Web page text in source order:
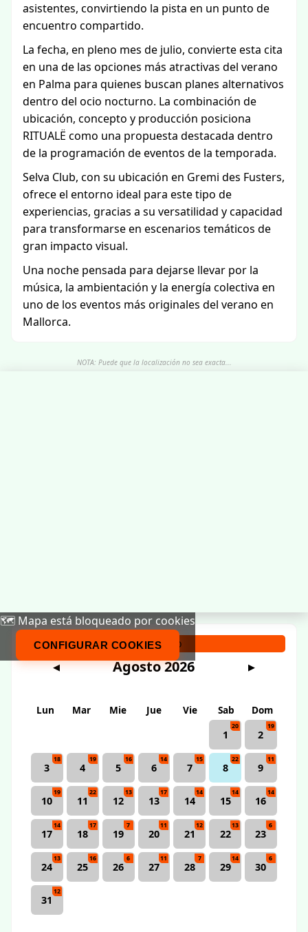
asistentes, convirtiendo la pista en un punto de
encuentro compartido.
La fecha, en pleno mes de julio, convierte esta cita
en una de las opciones más atractivas del verano
en Palma para quienes buscan planes alternativos
dentro del ocio nocturno. La combinación de
ubicación, concepto y producción posiciona
RITUALË como una propuesta destacada dentro
de la programación de eventos de la temporada.
Selva Club, con su ubicación en Gremi des Fusters,
ofrece el entorno ideal para este tipo de
experiencias, gracias a su versatilidad y capacidad
para transformarse en escenarios temáticos de
gran impacto visual.
Una noche pensada para dejarse llevar por la
música, la ambientación y la energía colectiva en
uno de los eventos más originales del verano en
Mallorca.
NOTA: Puede que la localización no sea exacta...
🗺️ Mapa está bloqueado por cookies
CONFIGURAR COOKIES
Calendario
◀ Agosto 2026 ▶
Lun Mar Mie Jue Vie Sab
Dom
1
20
2
19
3
18
4
19
5
16
6
14
7
15
8
22
9
11
10
19
11
22
12
13
13
17
14
14
15
14
16
14
17
14
18
17
19
7
20
11
21
12
22
13
23
6
24
13
25
16
26
6
27
11
28
7
29
14
30
6
31
12